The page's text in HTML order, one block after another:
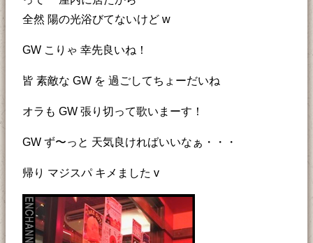
全然 陽の光浴びてないけど w
GW こりゃ 幸先良いね！
皆 素敵な GW を 過ごしてちょーだいね
オラも GW 張り切って歌いまーす！
GW ず〜っと 天気良ければいいなぁ・・・
帰り マジスパ キメました v